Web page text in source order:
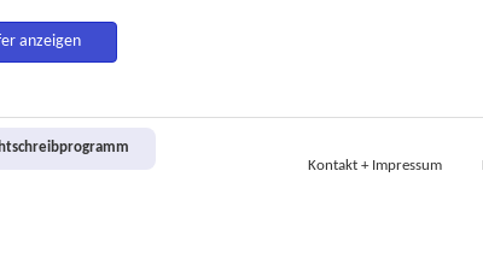
anzeigen
Kontakt + Impressum